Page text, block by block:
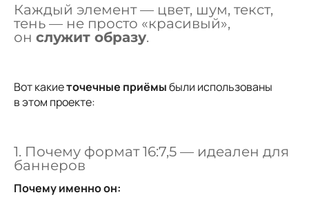
Каждый элемент — цвет, шум, текст,
тень — не просто «красивый»,
он служит образу.
Вот какиеточечные приёмыбыли использованы
в этом проекте:
1. Почему формат 16:7,5 — идеален для
баннеров
Почему именно он: